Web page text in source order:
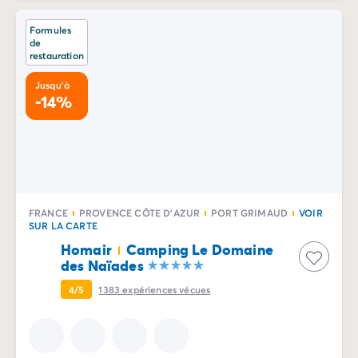
Camping Trentin-Haut-Adige
Camping Vénétie
Camping Venise
Camping Croatie
Camping Dalmatie
Camping Istrie
Camping Lisbonne
Camping Nord Portugal
Autres destinations
Camping Pays-Bas
Camping Allemagne
Formules
de
restauration
Jusqu'à
-14%
FRANCE PROVENCE CÔTE D'AZUR PORT GRIMAUD
VOIR
SUR LA CARTE
Homair
Camping Le Domaine
des Naïades
4/5 1383expériences vécues